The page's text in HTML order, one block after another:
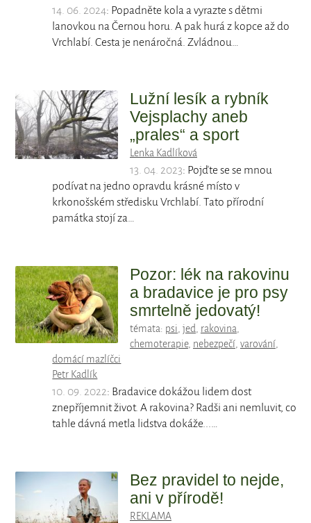
14. 06. 2024: Popadněte kola a vyrazte s dětmi
lanovkou na Černou horu. A pak hurá z kopce až do
Vrchlabí. Cesta je nenáročná. Zvládnou…
Lužní lesík a rybník
Vejsplachy aneb
„prales“ a sport
Lenka Kadlíková
13. 04. 2023: Pojďte se se mnou
podívat na jedno opravdu krásné místo v
krkonošském středisku Vrchlabí. Tato přírodní
památka stojí za…
Pozor: lék na rakovinu
a bradavice je pro psy
smrtelně jedovatý!
témata: psi, jed, rakovina,
chemoterapie, nebezpečí, varování,
domácí mazlíčci
Petr Kadlík
10. 09. 2022: Bradavice dokážou lidem dost
znepříjemnit život. A rakovina? Radši ani nemluvit, co
tahle dávná metla lidstva dokáže...…
Bez pravidel to nejde,
ani v přírodě!
REKLAMA